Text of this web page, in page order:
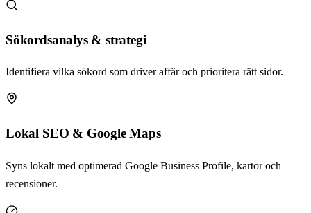
Sökordsanalys & strategi
Identifiera vilka sökord som driver affär och prioritera rätt sidor.
Lokal SEO & Google Maps
Syns lokalt med optimerad Google Business Profile, kartor och
recensioner.